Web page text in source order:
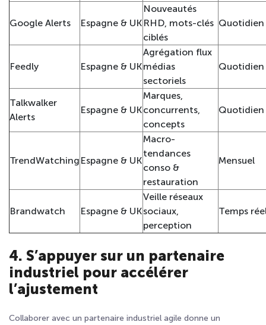
Google Alerts Espagne & UK
Nouveautés
RHD, mots-clés
ciblés
Quotidien
Feedly Espagne & UK
Agrégation flux
médias
sectoriels
Quotidien
Talkwalker
Alerts
Espagne & UK
Marques,
concurrents,
concepts
Quotidien
TrendWatching Espagne & UK
Macro-
tendances
conso &
restauration
Mensuel
Brandwatch Espagne & UK
Veille réseaux
sociaux,
perception
Temps
4. S’appuyer sur un partenaire
industriel pour accélérer
l’ajustement
Collaborer avec un partenaire industriel agile donne un